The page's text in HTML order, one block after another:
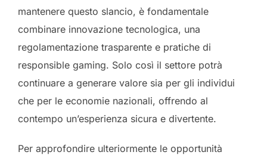
mantenere questo slancio, è fondamentale
combinare innovazione tecnologica, una
regolamentazione trasparente e pratiche di
responsible gaming. Solo così il settore potrà
continuare a generare valore sia per gli individui
che per le economie nazionali, offrendo al
contempo un’esperienza sicura e divertente.
Per approfondire ulteriormente le opportunità